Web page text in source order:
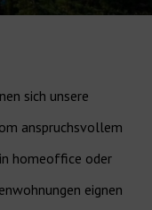
sich unsere
anspruchsvollem
homeoffice oder
eignen